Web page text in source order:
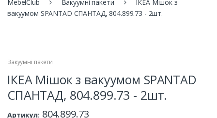
MebelClub Вакуумні пакети
ІКЕА Мішок з
вакуумом SPANTAD СПАНТАД, 804.899.73 - 2шт.
Вакуумні пакети
ІКЕА Мішок з вакуумом SPANTAD
СПАНТАД, 804.899.73 - 2шт.
Артикул: 804.899.73